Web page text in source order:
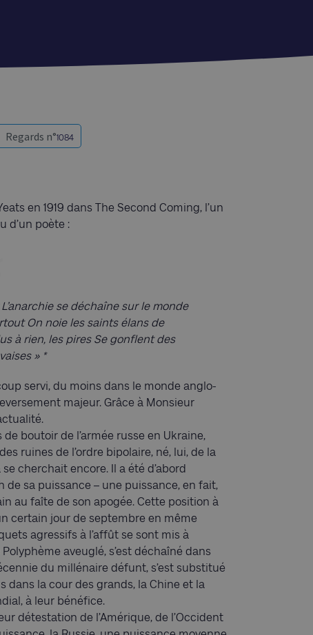
Regards n°1084
en 1919 dans The Second Coming, l’un
d’un poète :
se déchaîne sur le monde
On noie les saints élans de
à rien, les pires Se gonflent des
» *
servi, du moins dans le monde anglo-
majeur. Grâce à Monsieur
boutoir de l’armée russe en Ukraine,
ruines de l’ordre bipolaire, né, lui, de la
cherchait encore. Il a été d’abord
sa puissance – une puissance, en fait,
au faîte de son apogée. Cette position à
certain jour de septembre en même
agressifs à l’affût se sont mis à
aveuglé, s’est déchaîné dans
du millénaire défunt, s’est substitué
dans la cour des grands, la Chine et la
à leur bénéfice.
détestation de l’Amérique, de l’Occident